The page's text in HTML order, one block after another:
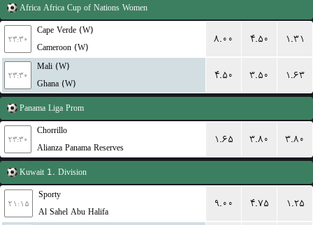
Africa Africa Cup of Nations Women
۲۳:۳۰
Cape Verde (W)
Cameroon (W)
۸.۰۰ ۴.۵۰ ۱.۳۱
۲۳:۳۰
Mali (W)
Ghana (W)
۴.۵۰ ۳.۵۰ ۱.۶۳
Panama Liga Prom
۲۳:۳۰
Chorrillo
Alianza Panama Reserves
۱.۶۵ ۳.۸۰ ۳.۸۰
Kuwait 1. Division
۲۱:۱۵
Sporty
Al Sahel Abu Halifa
۹.۰۰ ۴.۷۵ ۱.۲۵